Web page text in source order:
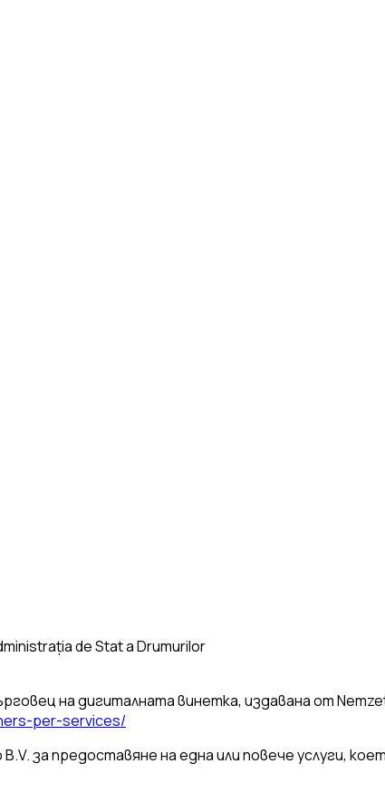
de Stat a Drumurilor
на дигиталната винетка, издавана от
per-services/
за предоставяне на една или повече услуги,